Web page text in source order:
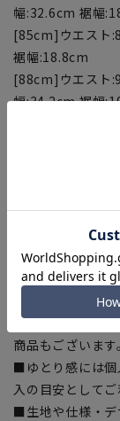
幅:32.6cm 裾幅
[85cm]ウエスト
裾幅:18.8cm
[88cm]ウエスト
幅:34.2cm 裾幅
[91cm]ウエスト
[94cm]ウエスト
【商品に関する
■商品画像はサ
ある場合がござ
■サイズスペッ
部、商品現物に
商品もございます。
■ゆとり感には個
入の目安としてご
■生地や仕様・デ